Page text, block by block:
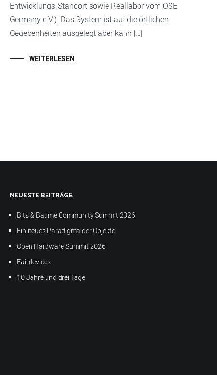
Entwicklungs-Standort sowie Reallabor vom OSE
Germany e.V.). Das System ist auf die örtlichen
Gegebenheiten ausgelegt aber kann […]
WEITERLESEN
NEUESTE BEITRÄGE
Bits & Bäume Community Summit 2026
Ein neues Paradigma der Objekte
Open Hardware Summit 2026
Fairdevices
10 Jahre und drei Tage